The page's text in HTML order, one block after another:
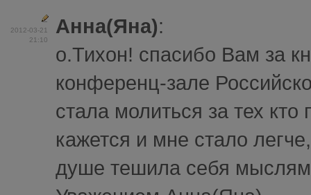
2012-03-21
21:10
Анна(Яна):
о.Тихон! спасибо Вам за
конференц-зале
стала молиться за тех
кажется и мне стало
душе тешила себя